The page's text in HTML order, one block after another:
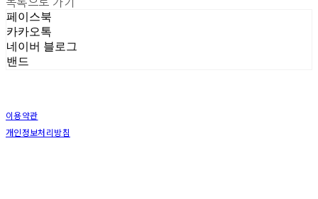
페이스북
카카오톡
네이버 블로그
밴드
이용약관
개인정보처리방침